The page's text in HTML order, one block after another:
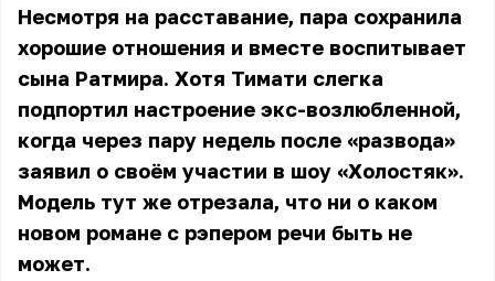
Несмотря на расставание, пара сохранила
хорошие отношения и вместе воспитывает
сына Ратмира. Хотя Тимати слегка
подпортил настроение экс-возлюбленной,
когда через пару недель после «развода»
заявил о своём участии в шоу «Холостяк».
Модель тут же отрезала, что ни о каком
новом романе с рэпером речи быть не
может.